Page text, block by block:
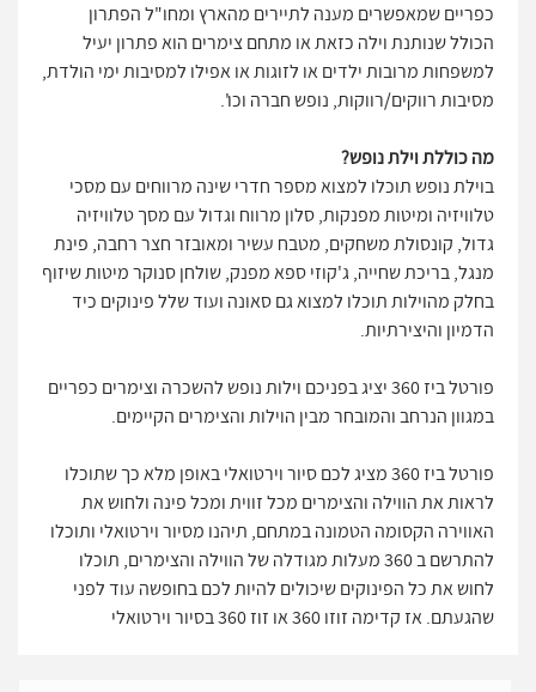
כפריים שמאפשרים מענה לתיירים מהארץ ומחו"ל הפתרון
הכולל שנותנת וילה כזאת או מתחם צימרים הוא פתרון יעיל
למשפחות מרובות ילדים או לזוגות או אפילו למסיבות ימי הולדת,
מסיבות רווקים/רווקות, נופש חברה וכו'.
מה כוללת וילת נופש?
בוילת נופש תוכלו למצוא מספר חדרי שינה מרווחים עם מסכי
טלוויזיה ומיטות מפנקות, סלון מרווח וגדול עם מסך טלוויזיה
גדול, קונסולת משחקים, מטבח עשיר ומאובזר חצר רחבה, פינת
מנגל, בריכת שחייה, ג'קוזי ספא מפנק, שולחן סנוקר מיטות שיזוף
בחלק מהוילות תוכלו למצוא גם סאונה ועוד שלל פינוקים כיד
הדמיון והיצירתיות.
פורטל ביז 360 יציג בפניכם וילות נופש להשכרה וצימרים כפריים
במגוון הנרחב והמובחר מבין הוילות והצימרים הקיימים.
פורטל ביז 360 מציג לכם סיור וירטואלי באופן מלא כך שתוכלו
לראות את הווילה והצימרים מכל זווית ומכל פינה ולחוש את
האווירה הקסומה הטמונה במתחם, תיהנו מסיור וירטואלי ותוכלו
להתרשם ב 360 מעלות מגודלה של הווילה והצימרים, תוכלו
לחוש את כל הפינוקים שיכולים להיות לכם בחופשה עוד לפני
שהגעתם. אז קדימה זוזו 360 או זוז 360 בסיור וירטואלי